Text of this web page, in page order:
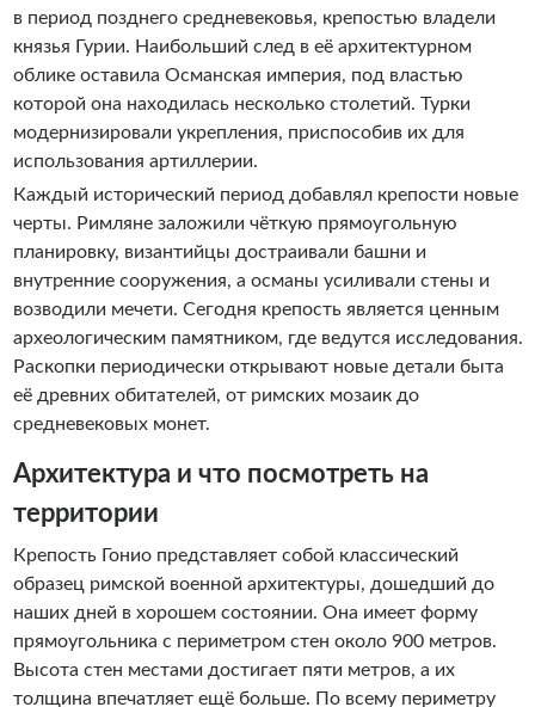
в период позднего средневековья, крепостью владели
князья Гурии. Наибольший след в её архитектурном
облике оставила Османская империя, под властью
которой она находилась несколько столетий. Турки
модернизировали укрепления, приспособив их для
использования артиллерии.
Каждый исторический период добавлял крепости новые
черты. Римляне заложили чёткую прямоугольную
планировку, византийцы достраивали башни и
внутренние сооружения, а османы усиливали стены и
возводили мечети. Сегодня крепость является ценным
археологическим памятником, где ведутся исследования.
Раскопки периодически открывают новые детали быта
её древних обитателей, от римских мозаик до
средневековых монет.
Архитектура и что посмотреть на
территории
Крепость Гонио представляет собой классический
образец римской военной архитектуры, дошедший до
наших дней в хорошем состоянии. Она имеет форму
прямоугольника с периметром стен около 900 метров.
Высота стен местами достигает пяти метров, а их
толщина впечатляет ещё больше. По всему периметру